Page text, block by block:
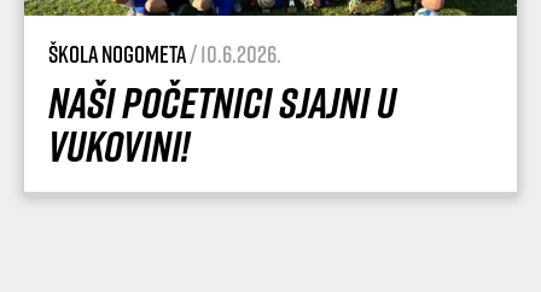
Škola nogometa/ 10.6.2026.
Naši početnici sjajni u
Vukovini!